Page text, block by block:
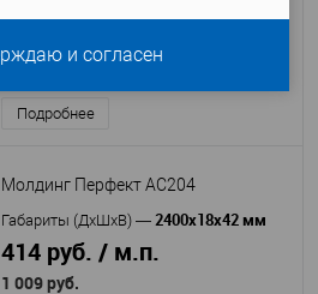
Габариты (ДхШхВ)—2400х15х41 мм
405 руб. / м.п.
Подробнее
Молдинг Перфект AC204
Габариты (ДхШхВ) — 2400х18х42 мм
414 руб. / м.п.
1 009 руб.
и согласен